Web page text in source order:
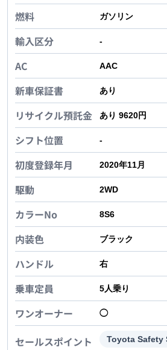
燃料 ガソリン
輸入区分 -
AC AAC
新車保証書 あり
リサイクル預託金 あり 9620円
シフト位置 -
初度登録年月 2020年11月
駆動 2WD
カラーNo 8S6
内装色 ブラック
ハンドル 右
乗車定員 5人乗り
ワンオーナー ◯
セールスポイント Toyota Safety